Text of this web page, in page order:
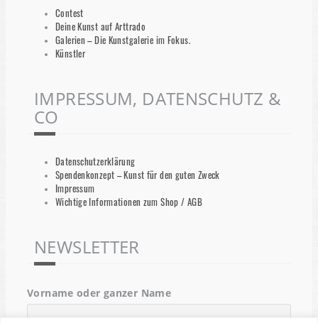
Contest
Deine Kunst auf Arttrado
Galerien – Die Kunstgalerie im Fokus.
Künstler
IMPRESSUM, DATENSCHUTZ &
CO
Datenschutzerklärung
Spendenkonzept – Kunst für den guten Zweck
Impressum
Wichtige Informationen zum Shop / AGB
NEWSLETTER
Vorname oder ganzer Name